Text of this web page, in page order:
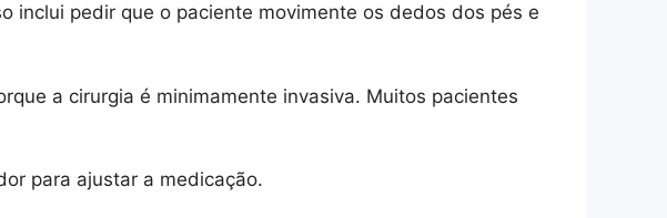
inclui pedir que o paciente movimente os dedos dos pés e
a cirurgia é minimamente invasiva. Muitos pacientes
para ajustar a medicação.